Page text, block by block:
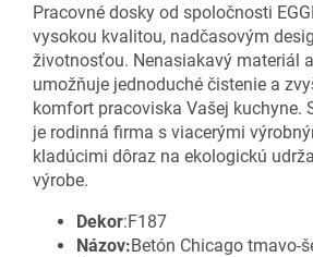
Pracovné dosky od spoločnosti
vysokou kvalitou, nadčasovým
životnosťou. Nenasiakavý materiál
umožňuje jednoduché čistenie a
komfort pracoviska Vašej kuchyne.
je rodinná firma s viacerými
kladúcimi dôraz na ekologickú
výrobe.
Dekor:F187
Názov:Betón Chicago tmavo-